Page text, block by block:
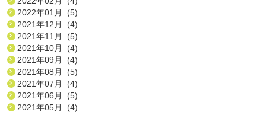
2022年01月 (5)
2021年12月 (4)
2021年11月 (5)
2021年10月 (4)
2021年09月 (4)
2021年08月 (5)
2021年07月 (4)
2021年06月 (5)
2021年05月 (4)